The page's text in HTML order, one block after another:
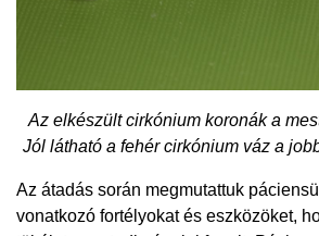
Az elkészült cirkónium koronák a
Jól látható a fehér cirkónium váz a
Az átadás során megmutattuk
vonatkozó fortélyokat és eszközöket,